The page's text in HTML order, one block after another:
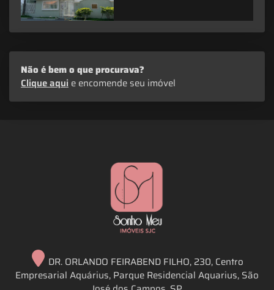
Não é bem o que procurava?
Clique aqui e encomende seu imóvel
DR. ORLANDO FEIRABEND FILHO, 230, Centro
Empresarial Aquárius, Parque Residencial Aquarius, São